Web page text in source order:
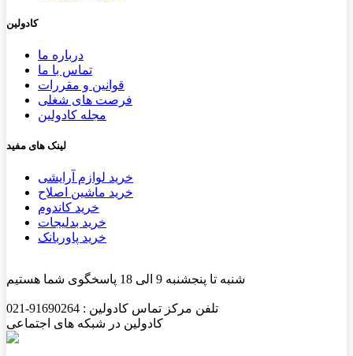
کادولین
درباره ما
تماس با ما
قوانین و مقررات
فرصت های شغلی
مجله کادولین
لینک های مفید
خرید لوازم آرایشی
خرید ماشین اصلاح
خرید کاندوم
خرید بدلیجات
خرید پاوربانک
شنبه تا پنجشنبه 9 الی 18 پاسخگوی شما هستیم
تلفن مرکز تماس کادولین : 91690264-021
کادولین در شبکه های اجتماعی